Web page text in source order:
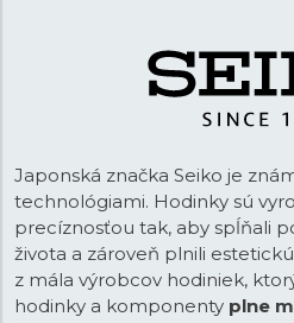
Japonská značka Seiko je
technológiami. Hodinky sú
precíznosťou tak, aby spĺňali
života a zároveň plnili
z mála výrobcov hodiniek,
hodinky a komponenty plne